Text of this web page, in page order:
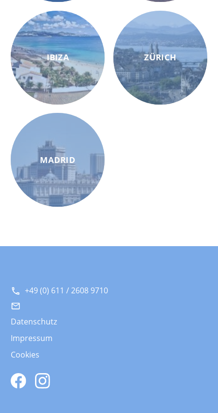
IBIZA
MADRID
ZÜRICH
+49 (0) 611 / 2608 9710
Datenschutz
Impressum
Cookies